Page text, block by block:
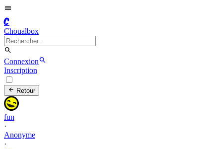
C
Choualbox
Connexion
Inscription
Retour
fun
·
Anonyme
·